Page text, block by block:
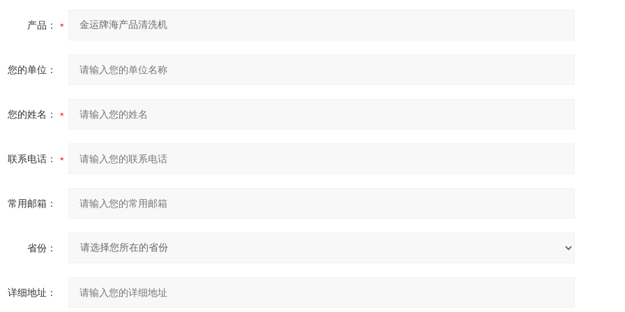
产品：
您的单位：
您的姓名：
联系电话：
常用邮箱：
省份：
详细地址：